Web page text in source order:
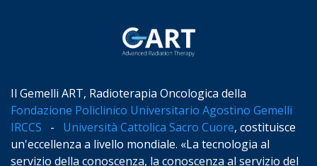
Il Gemelli ART, Radioterapia Oncologica della
Fondazione Policlinico Universitario Agostino Gemelli
IRCCS - Università Cattolica Sacro Cuore, costituisce
un'eccellenza a livello mondiale. «La tecnologia al
servizio della conoscenza, la conoscenza al servizio del